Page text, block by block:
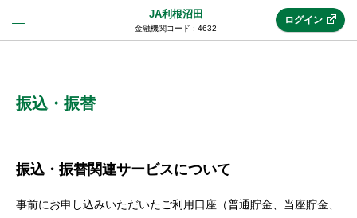
JA利根沼田
金融機関コード : 4632
ログイン
振込・振替
振込・振替関連サービスについて
事前にお申し込みいただいたご利用口座（普通貯金、当座貯金、